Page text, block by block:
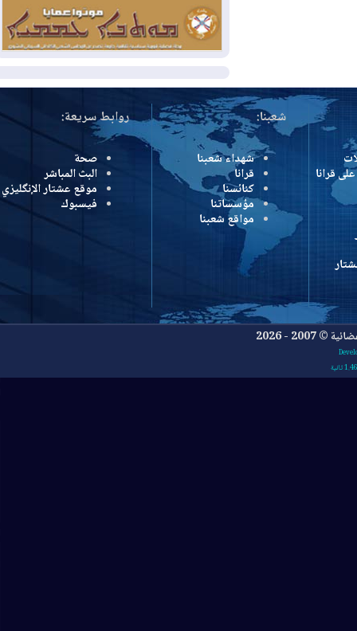
2026-08-01
النفط: اتفاقية ثلاثية لاستئناف
التصدير عبر جيهان بطاقة 750 ألف برميل
يومياً
المزيد
شعبنا:
شهداء شعبنا
قرانا
كنائسنا
مؤسساتنا
مواقع شعبنا
روابط سريعة:
صحة
البث المباشر
موقع عشتار الإنگليزي
فيسبوك
2026